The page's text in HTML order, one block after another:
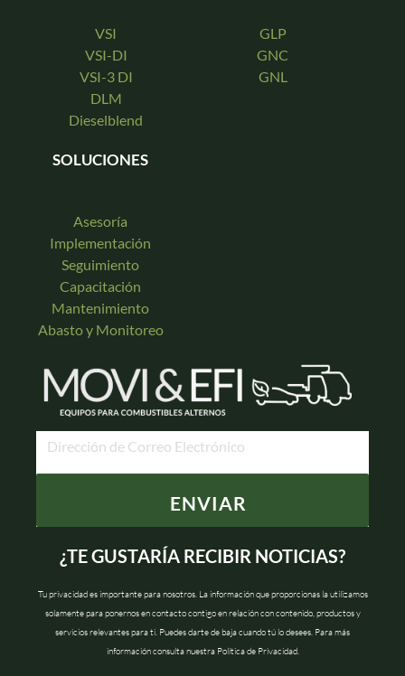
VSI
VSI-DI
VSI-3 DI
DLM
Dieselblend
GLP
GNC
GNL
SOLUCIONES
Asesoría
Implementación
Seguimiento
Capacitación
Mantenimiento
Abasto y Monitoreo
ENVIAR
¿TE GUSTARÍA RECIBIR NOTICIAS?
Tu privacidad es importante para nosotros. La información que proporcionas la utilizamos
solamente para ponernos en contacto contigo en relación con contenido, productos y
servicios relevantes para ti. Puedes darte de baja cuando tú lo desees. Para más
información consulta nuestra Política de Privacidad.